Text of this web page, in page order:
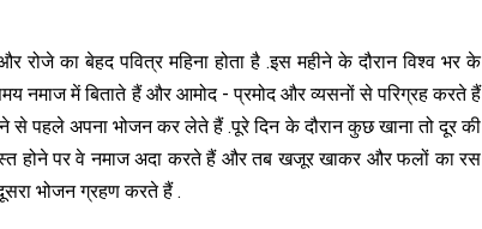
का बेहद पवित्र महिना होता है .इस महीने के दौरान विश्व भर के
नमाज में बिताते हैं और आमोद - प्रमोद और व्यसनों से परिग्रह करते हैं
पहले अपना भोजन कर लेते हैं .पूरे दिन के दौरान कुछ खाना तो दूर की
होने पर वे नमाज अदा करते हैं और तब खजूर खाकर और फलों का रस
भोजन ग्रहण करते हैं .